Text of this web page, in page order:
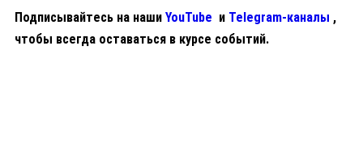
Подписывайтесь на наши YouTube и Telegram-каналы ,
чтобы всегда оставаться в курсе событий.